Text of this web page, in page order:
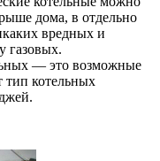
дома, в отдельно
вредных и
газовых.
— это возможные
тип котельных